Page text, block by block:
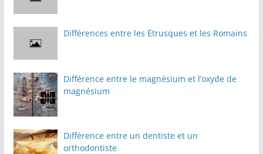
Différences entre les Étrusques et les Romains
Différence entre le magnésium et l’oxyde de
magnésium
Différence entre un dentiste et un
orthodontiste